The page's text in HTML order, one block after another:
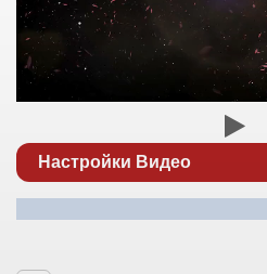
Настройки Видео